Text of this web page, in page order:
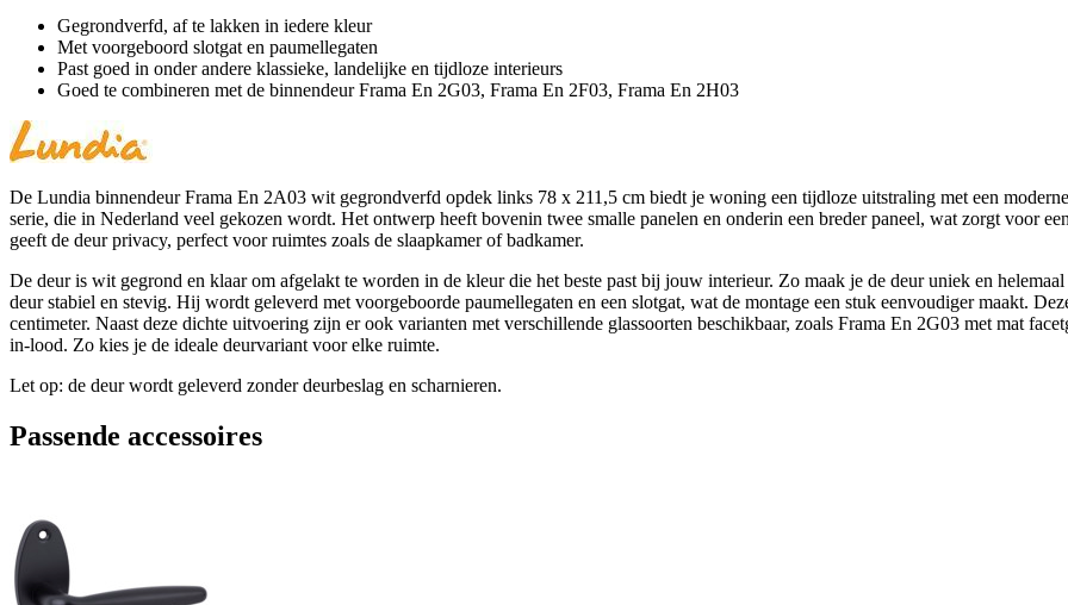
Gegrondverfd, af te lakken in iedere kleur
Met voorgeboord slotgat en paumellegaten
Past goed in onder andere klassieke, landelijke en tijdloze interieurs
Goed te combineren met de binnendeur Frama En 2G03, Frama En 2F03, Frama En 2H03
De Lundia binnendeur Frama En 2A03 wit gegrondverfd opdek links 78 x 211,5 cm biedt je woning een tijdloze uitstraling met een
serie, die in Nederland veel gekozen wordt. Het ontwerp heeft bovenin twee smalle panelen en onderin een breder paneel, wat zorgt voor
geeft de deur privacy, perfect voor ruimtes zoals de slaapkamer of badkamer.
De deur is wit gegrond en klaar om afgelakt te worden in de kleur die het beste past bij jouw interieur. Zo maak je de deur uniek en
deur stabiel en stevig. Hij wordt geleverd met voorgeboorde paumellegaten en een slotgat, wat de montage een stuk eenvoudiger maakt.
centimeter. Naast deze dichte uitvoering zijn er ook varianten met verschillende glassoorten beschikbaar, zoals Frama En 2G03 met mat
in-lood. Zo kies je de ideale deurvariant voor elke ruimte.
Let op: de deur wordt geleverd zonder deurbeslag en scharnieren.
Passende accessoires